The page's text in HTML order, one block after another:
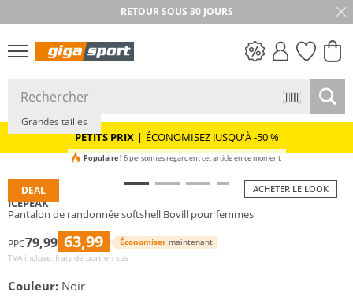
RETOUR SOUS 30 JOURS
PETITS PRIX
PETITS PRIX | ÉCONOMISEZ JUSQU'À -50 %
ACHETER LE LOOK
DEAL
Prix & Valeur
Grandes tailles
Populaire ! 6 personnes regardent cet article en ce moment
ICEPEAK
Pantalon de randonnée softshell Bovill pour femmes
PPC79,99 63,99 Économiser maintenant
TVA incluse, frais de port en sus
Couleur: Noir